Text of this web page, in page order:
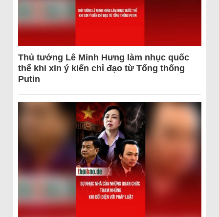
Thủ tướng Lê Minh Hưng làm nhục quốc
thể khi xin ý kiến chỉ đạo từ Tổng thống
Putin